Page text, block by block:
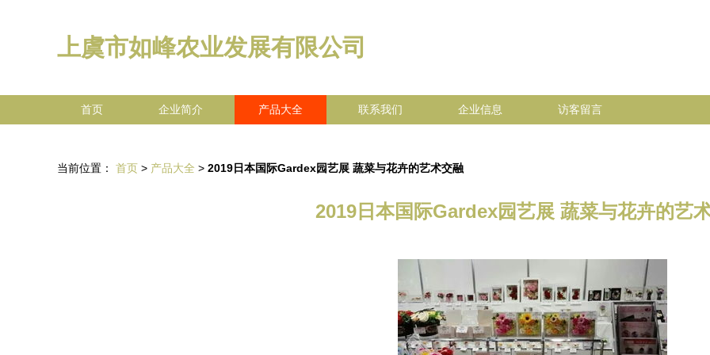
上虞市如峰农业发展有限公司
首页 企业简介 产品大全 联系我们 企业信息 访客留言
当前位置： 首页 > 产品大全 > 2019日本国际Gardex园艺展 蔬菜与花卉的艺术交融
2019日本国际Gardex园艺展 蔬菜与花卉的艺